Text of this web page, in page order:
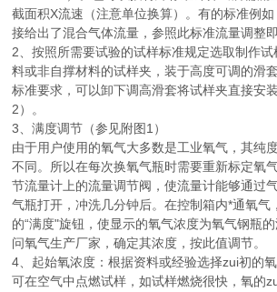
截面积X流速（注意单位换算）。有的标准例
接给出了混合气体流量，参照此标准流量调整
2、按照所需要试验的试样标准规定选取制作
料或非自撑材料的试样夹，装于高度可调的滑
标准要求，可以卸下调高滑套将试样夹直接安
2）。
3、满度调节（参见附图1）
由于用户使用的氧气大多数是工业氧气，其纯
不同。所以在每次换氧气瓶时需要重新标定氧
节流量计上的流量调节阀，使流量计能够通过
气瓶打开，冲洗几分钟后。在控制箱内*通氧气
的“满度"旋钮，使显示的氧气浓度为氧气钢瓶
问氧气生产厂家，确定其浓度，按此值调节。
4、起始氧浓度：根据资料或经验选择zui初的
可在空气中点燃试样，如试样燃烧很快，氧的